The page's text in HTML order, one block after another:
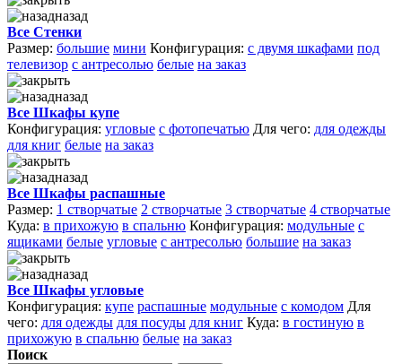
назад
Все Стенки
Размер: большие мини Конфигурация: с двумя шкафами под
телевизор с антресолью белые на заказ
назад
Все Шкафы купе
Конфигурация: угловые с фотопечатью Для чего: для одежды
для книг белые на заказ
назад
Все Шкафы распашные
Размер: 1 створчатые 2 створчатые 3 створчатые 4 створчатые
Куда: в прихожую в спальню Конфигурация: модульные с
ящиками белые угловые с антресолью большие на заказ
назад
Все Шкафы угловые
Конфигурация: купе распашные модульные с комодом Для
чего: для одежды для посуды для книг Куда: в гостиную в
прихожую в спальню белые на заказ
Поиск